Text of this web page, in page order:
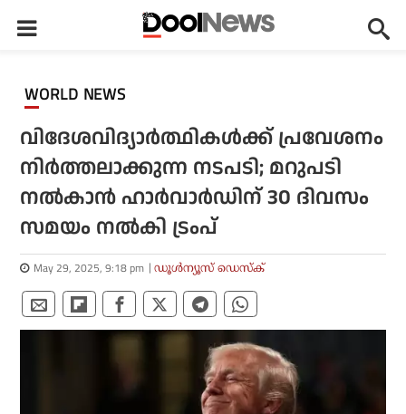
WORLD NEWS
വിദേശവിദ്യാര്‍ത്ഥികള്‍ക്ക് പ്രവേശനം
നിര്‍ത്തലാക്കുന്ന നടപടി; മറുപടി
നല്‍കാന്‍ ഹാര്‍വാര്‍ഡിന് 30 ദിവസം
സമയം നല്‍കി ട്രംപ്
May 29, 2025, 9:18 pm ഡൂള്‍ന്യൂസ് ഡെസ്‌ക്